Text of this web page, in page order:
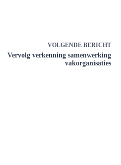
VOLGENDE BERICHT
Vervolg verkenning samenwerking
vakorganisaties